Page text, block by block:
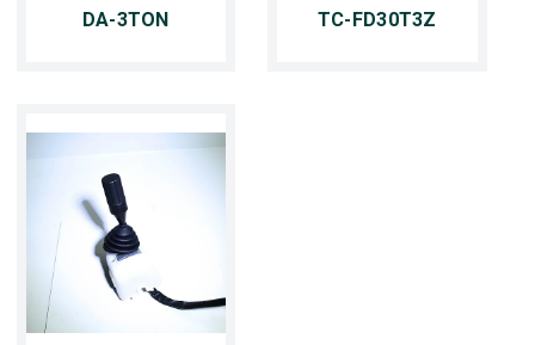
DA-3TON
TC-FD30T3Z